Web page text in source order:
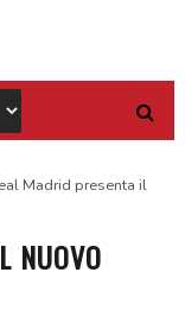
Madrid presenta il
NUOVO